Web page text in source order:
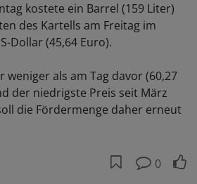
kostete ein Barrel (159 Liter)
des Kartells am Freitag im
Dollar (45,64 Euro).
weniger als am Tag davor (60,27
der niedrigste Preis seit März
die Fördermenge daher erneut
0